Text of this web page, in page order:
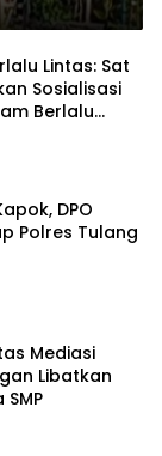
Lintas: Sat
Sosialisasi
Berlalu
DPO
Polres Tulang
Mediasi
Libatkan